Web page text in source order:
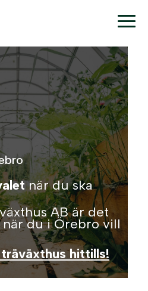
när du ska
AB är det
du i Örebro vill
hittills!